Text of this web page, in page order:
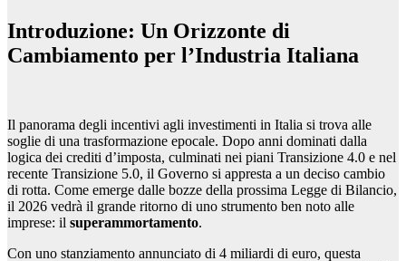
Introduzione: Un Orizzonte di
Cambiamento per l’Industria Italiana
Il panorama degli incentivi agli investimenti in Italia si trova alle
soglie di una trasformazione epocale. Dopo anni dominati dalla
logica dei crediti d’imposta, culminati nei piani Transizione 4.0 e nel
recente Transizione 5.0, il Governo si appresta a un deciso cambio
di rotta. Come emerge dalle bozze della prossima Legge di Bilancio,
il 2026 vedrà il grande ritorno di uno strumento ben noto alle
imprese: il superammortamento.
Con uno stanziamento annunciato di 4 miliardi di euro, questa